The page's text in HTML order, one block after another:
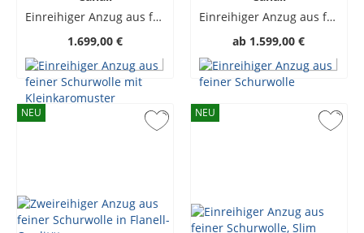
Einreihiger Anzug aus feiner Schurwolle mit Kleinkaromuster
1.699,00 €
Einreihiger Anzug aus feiner Schurwolle
ab 1.599,00 €
NEU NEU